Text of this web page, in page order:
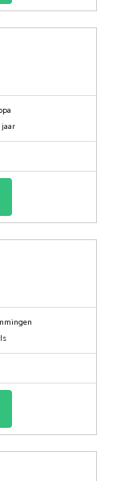
jaar